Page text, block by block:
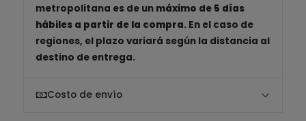
metropolitana es de un máximo de 5 días
hábiles a partir de la compra. En el caso de
regiones, el plazo variará según la distancia al
destino de entrega.
Costo de envío